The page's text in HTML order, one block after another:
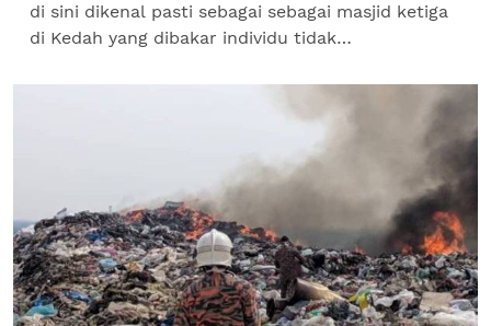
di sini dikenal pasti sebagai sebagai masjid ketiga
di Kedah yang dibakar individu tidak
Zainuddin Yaacob...